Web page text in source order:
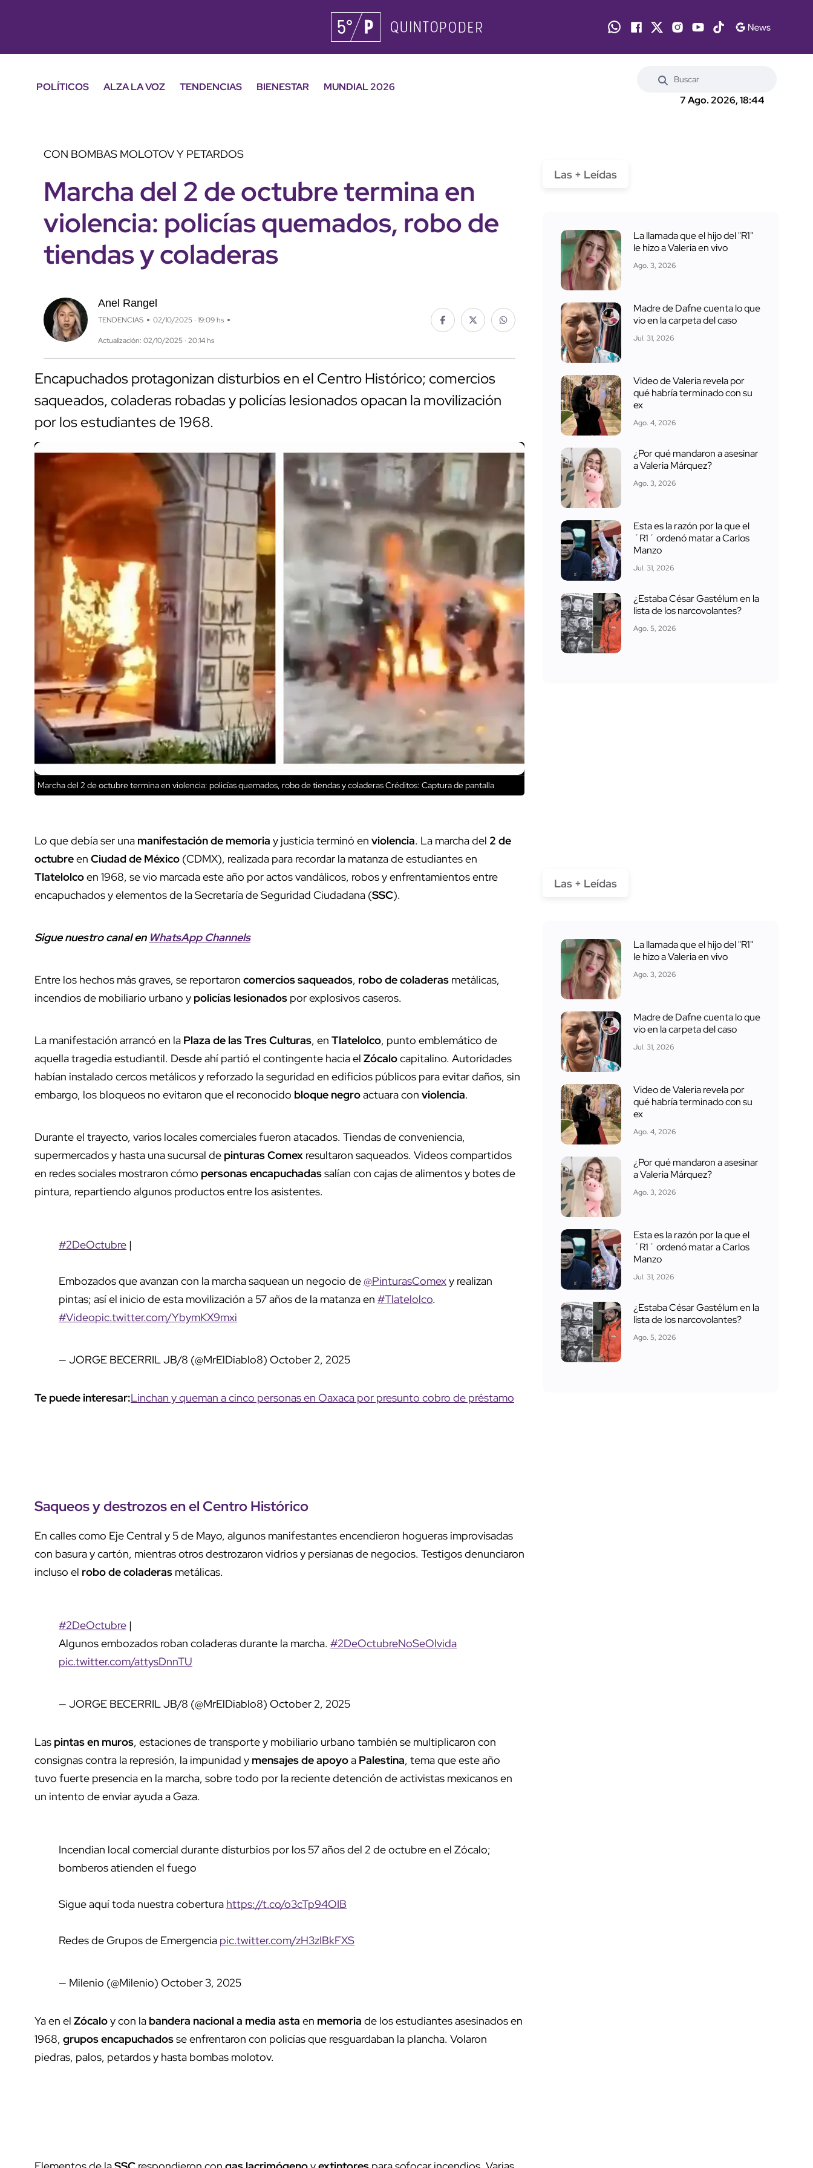
POLÍTICOS ALZA LA VOZ TENDENCIAS BIENESTAR
MUNDIAL 2026
7 Ago. 2026, 18:44
CON BOMBAS MOLOTOV Y PETARDOS
Marcha del 2 de octubre termina en
violencia: policías quemados, robo de
tiendas y coladeras
Anel Rangel
TENDENCIAS 02/10/2025 · 19:09 hs
Actualización: 02/10/2025 · 20:14 hs
Encapuchados protagonizan disturbios en el Centro Histórico; comercios
saqueados, coladeras robadas y policías lesionados opacan la movilización
por los estudiantes de 1968.
Marcha del 2 de octubre termina en violencia: policías quemados, robo de tiendas y coladerasCréditos: Captura de pantalla
Lo que debía ser una manifestación de memoria y justicia terminó en violencia. La marcha del 2 de
octubreen Ciudad de México (CDMX), realizada para recordar la matanza de estudiantes en
Tlatelolcoen 1968, se vio marcada este año por actos vandálicos, robos y enfrentamientos entre
encapuchados y elementos de la Secretaría de Seguridad Ciudadana (SSC).
Sigue nuestro canal en WhatsApp Channels
Entre los hechos más graves, se reportaron comercios saqueados, robo de coladeras metálicas,
incendios de mobiliario urbano y policías lesionados por explosivos caseros.
La manifestación arrancó en la Plaza de las Tres Culturas, en Tlatelolco, punto emblemático de
aquella tragedia estudiantil. Desde ahí partió el contingente hacia el Zócalocapitalino. Autoridades
habían instalado cercos metálicos y reforzado la seguridad en edificios públicos para evitar daños, sin
embargo, los bloqueos no evitaron que el reconocido bloque negroactuara con violencia.
Durante el trayecto, varios locales comerciales fueron atacados. Tiendas de conveniencia,
supermercados y hasta una sucursal de pinturas Comex resultaron saqueados. Videos compartidos
en redes sociales mostraron cómo personas encapuchadassalían con cajas de alimentos y botes de
pintura, repartiendo algunos productos entre los asistentes.
#2DeOctubre |
Embozados que avanzan con la marcha saquean un negocio de@PinturasComexy realizan
pintas; así el inicio de esta movilización a 57 años de la matanza en #Tlatelolco.
#Videopic.twitter.com/YbymKX9mxi
— JORGE BECERRIL JB/8 (@MrElDiablo8) October 2, 2025
Te puede interesar:Linchan y queman a cinco personas en Oaxaca por presunto cobro de préstamo
Saqueosydestrozosen el Centro Histórico
En calles como Eje Central y 5 de Mayo, algunos manifestantes encendieron hogueras improvisadas
con basura y cartón, mientras otros destrozaron vidrios y persianas de negocios. Testigos denunciaron
incluso el robo de coladeras metálicas.
#2DeOctubre |
Algunos embozados roban coladeras durante la marcha. #2DeOctubreNoSeOlvida
pic.twitter.com/attysDnnTU
— JORGE BECERRIL JB/8 (@MrElDiablo8) October 2, 2025
Las pintas en muros, estaciones de transporte y mobiliario urbano también se multiplicaron con
consignas contra la represión, la impunidad y mensajes de apoyoa Palestina, tema que este año
tuvo fuerte presencia en la marcha, sobre todo por la reciente detención de activistas mexicanos en
un intento de enviar ayuda a Gaza.
Incendian local comercial durante disturbios por los 57 años del 2 de octubre en el Zócalo;
bomberos atienden el fuego
Sigue aquí toda nuestra cobertura https://t.co/o3cTp94OIB
Redes de Grupos de Emergencia pic.twitter.com/zH3zIBkFXS
— Milenio (@Milenio) October 3, 2025
Ya en el Zócaloy con la bandera nacional a media asta en memoria de los estudiantes asesinados en
1968, grupos encapuchadosse enfrentaron con policías que resguardaban la plancha. Volaron
piedras, palos, petardos y hasta bombas molotov.
Las + Leídas
La llamada que el hijo del "R1"
le hizo a Valeria en vivo
Ago. 3, 2026
Madre de Dafne cuenta lo que
vio en la carpeta del caso
Jul. 31, 2026
Video de Valeria revela por
qué habría terminado con su
ex
Ago. 4, 2026
¿Por qué mandaron a asesinar
a Valeria Márquez?
Ago. 3, 2026
Esta es la razón por la que el
´R1´ ordenó matar a Carlos
Manzo
Jul. 31, 2026
¿Estaba César Gastélum en la
lista de los narcovolantes?
Ago. 5, 2026
Las + Leídas
La llamada que el hijo del "R1"
le hizo a Valeria en vivo
Ago. 3, 2026
Madre de Dafne cuenta lo que
vio en la carpeta del caso
Jul. 31, 2026
Video de Valeria revela por
qué habría terminado con su
ex
Ago. 4, 2026
¿Por qué mandaron a asesinar
a Valeria Márquez?
Ago. 3, 2026
Esta es la razón por la que el
´R1´ ordenó matar a Carlos
Manzo
Jul. 31, 2026
¿Estaba César Gastélum en la
lista de los narcovolantes?
Ago. 5, 2026